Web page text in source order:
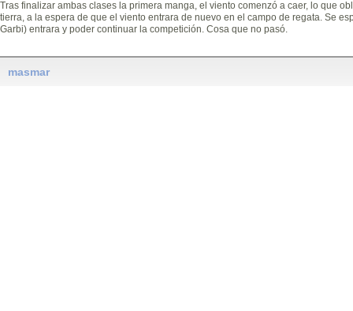
Tras finalizar ambas clases la primera manga, el viento comenzó a caer, lo que
tierra, a la espera de que el viento entrara de nuevo en el campo de regata. Se
Garbi) entrara y poder continuar la competición. Cosa que no pasó.
masmar